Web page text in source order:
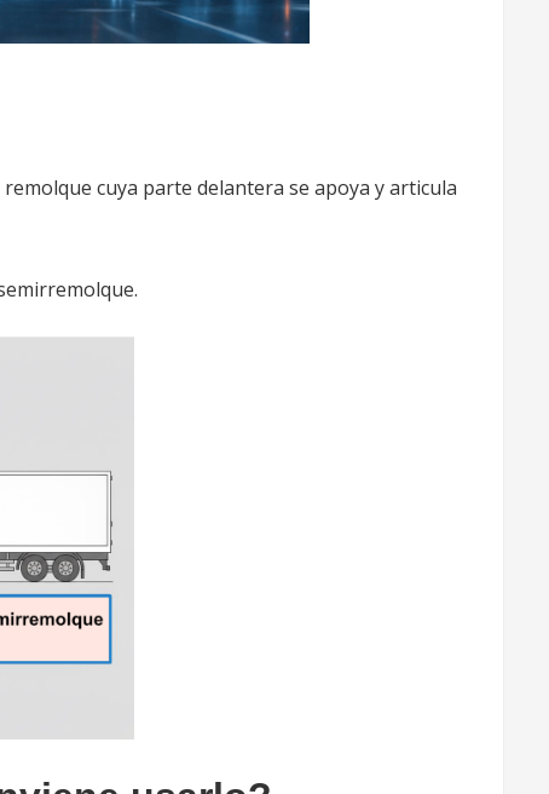
cuya parte delantera se apoya y articula